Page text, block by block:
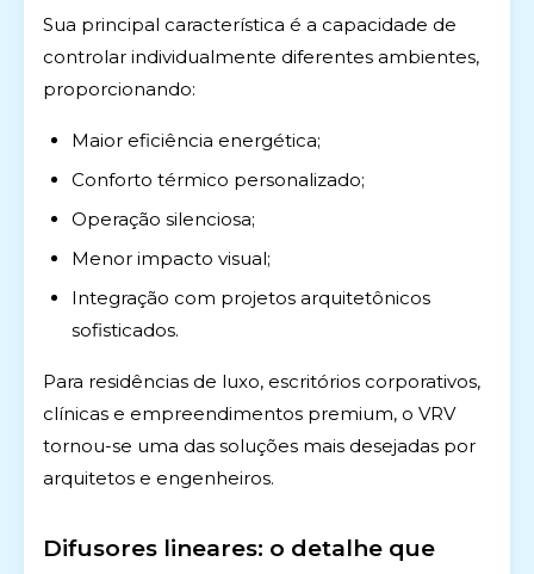
Sua principal característica é a capacidade de
controlar individualmente diferentes ambientes,
proporcionando:
Maior eficiência energética;
Conforto térmico personalizado;
Operação silenciosa;
Menor impacto visual;
Integração com projetos arquitetônicos
sofisticados.
Para residências de luxo, escritórios corporativos,
clínicas e empreendimentos premium, o VRV
tornou-se uma das soluções mais desejadas por
arquitetos e engenheiros.
Difusores lineares: o detalhe que